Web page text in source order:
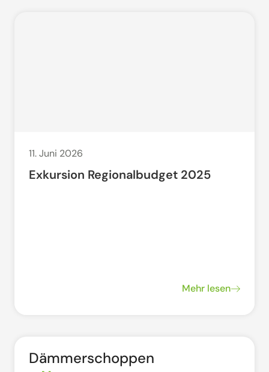
11. Juni 2026
Exkursion Regionalbudget 2025
Mehr lesen
Dämmerschoppen